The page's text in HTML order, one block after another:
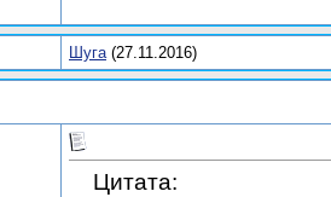
Шуга(27.11.2016)
Цитата: